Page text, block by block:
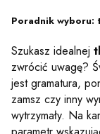
Poradnik
Szukasz idealnej
zwrócić uwagę?
jest gramatura,
zamsz czy inny
wytrzymały. Na